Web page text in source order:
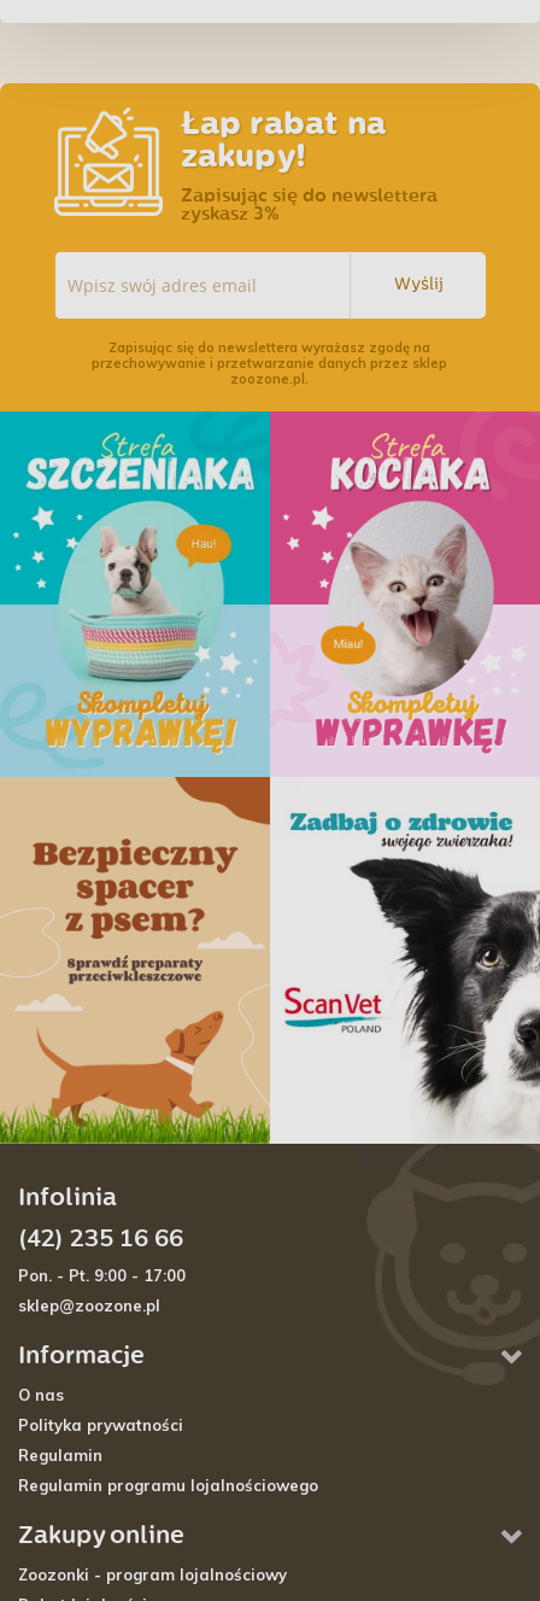
Łap rabat na
zakupy!
Zapisując się do newslettera
zyskasz 3%
Wyślij
Zapisując się do newslettera wyrażasz zgodę na
przechowywanie i przetwarzanie danych przez sklep
zoozone.pl.
Informacje
O nas
Polityka prywatności
Regulamin
Regulamin programu lojalnościowego
Zakupy online
Zoozonki - program lojalnościowy
Infolinia
(42) 235 16 66
Pon. - Pt. 9:00 - 17:00
sklep@zoozone.pl